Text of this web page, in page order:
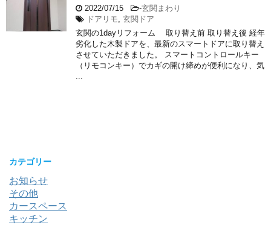
2022/07/15 -玄関まわり
ドアリモ 玄関ドア
玄関の1dayリフォーム 取り替え前 取り替え後 経年
劣化した木製ドアを、最新のスマートドアに取り替え
させていただきました。 スマートコントロールキー
（リモコンキー）でカギの開け締めが便利になり、気
カテゴリー
お知らせ
その他
カースペース
キッチン